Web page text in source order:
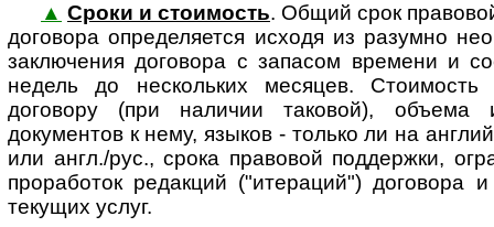
▲ Сроки и стоимость. Общий срок
договора определяется исходя из разумно
заключения договора с запасом времени и
недель до нескольких месяцев.
договору (при наличии таковой), объема
документов к нему, языков - только ли на
или англ./рус., срока правовой поддержки,
проработок редакций ("итераций") договора
текущих услуг.